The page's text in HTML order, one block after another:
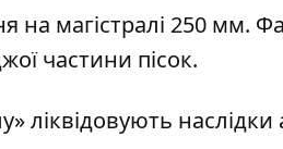
на магістралі 250 мм.
частини пісок.
ліквідовують наслідки